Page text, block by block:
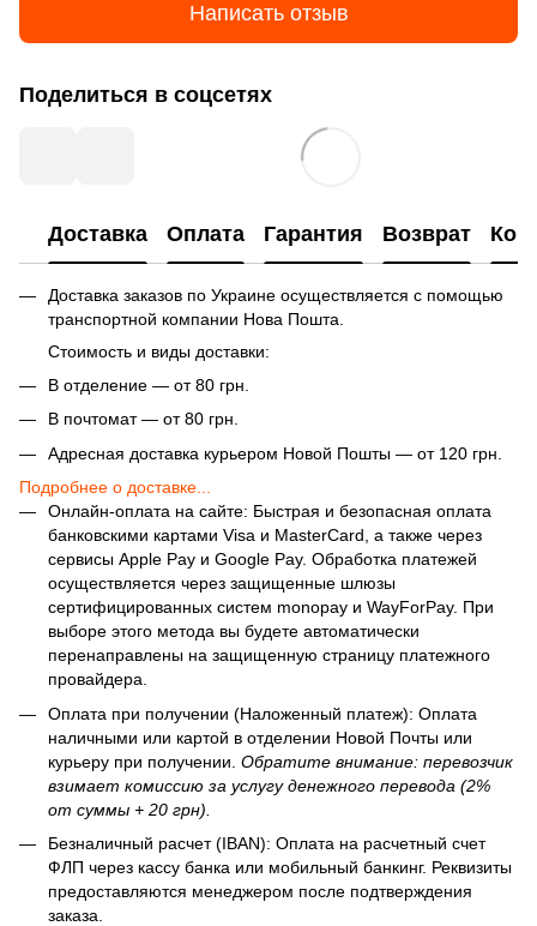
Написать отзыв
Поделиться в соцсетях
Доставка Оплата Гарантия Возврат
Доставка заказов по Украине осуществляется с помощью
транспортной компании Нова Пошта.
Стоимость и виды доставки:
В отделение — от 80 грн.
В почтомат — от 80 грн.
Адресная доставка курьером Новой Пошты — от 120 грн.
Подробнее о доставке...
Онлайн-оплата на сайте: Быстрая и безопасная оплата
банковскими картами Visa и MasterCard, а также через
сервисы Apple Pay и Google Pay. Обработка платежей
осуществляется через защищенные шлюзы
сертифицированных систем monopay и WayForPay. При
выборе этого метода вы будете автоматически
перенаправлены на защищенную страницу платежного
провайдера.
Оплата при получении (Наложенный платеж): Оплата
наличными или картой в отделении Новой Почты или
курьеру при получении. Обратите внимание: перевозчик
взимает комиссию за услугу денежного перевода (2%
от суммы + 20 грн).
Безналичный расчет (IBAN): Оплата на расчетный счет
ФЛП через кассу банка или мобильный банкинг. Реквизиты
предоставляются менеджером после подтверждения
заказа.